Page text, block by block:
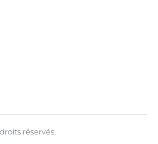
réservés.